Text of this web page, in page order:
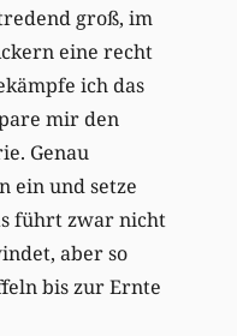
groß, im
eine recht
ich das
mir den
Genau
ein und setze
führt zwar nicht
aber so
bis zur Ernte